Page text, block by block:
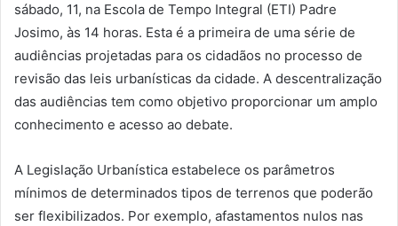
sábado, 11, na Escola de Tempo Integral (ETI) Padre
Josimo, às 14 horas. Esta é a primeira de uma série de
audiências projetadas para os cidadãos no processo de
revisão das leis urbanísticas da cidade. A descentralização
das audiências tem como objetivo proporcionar um amplo
conhecimento e acesso ao debate.
A Legislação Urbanística estabelece os parâmetros
mínimos de determinados tipos de terrenos que poderão
ser flexibilizados. Por exemplo, afastamentos nulos nas